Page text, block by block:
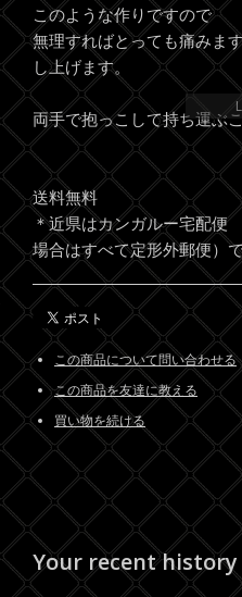
このような作りですので
無理すればとっても痛みま
し上げます。
両手で抱っこして持ち運ぶ
送料無料
＊近県はカンガルー宅配
場合はすべて定形外郵便）
この商品について問い合わせる
この商品を友達に教える
買い物を続ける
Your recent history